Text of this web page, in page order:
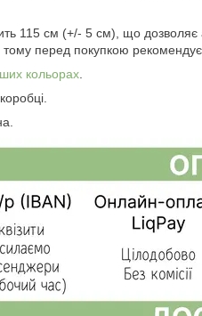
115 см (+/- 5 см), що дозволяє
перед покупкою
кольорах